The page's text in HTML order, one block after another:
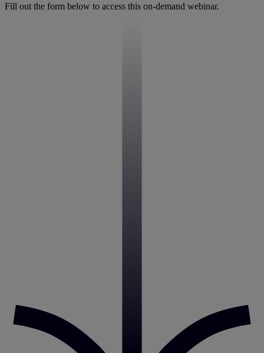
Fill out the form below to access this on-demand webinar.